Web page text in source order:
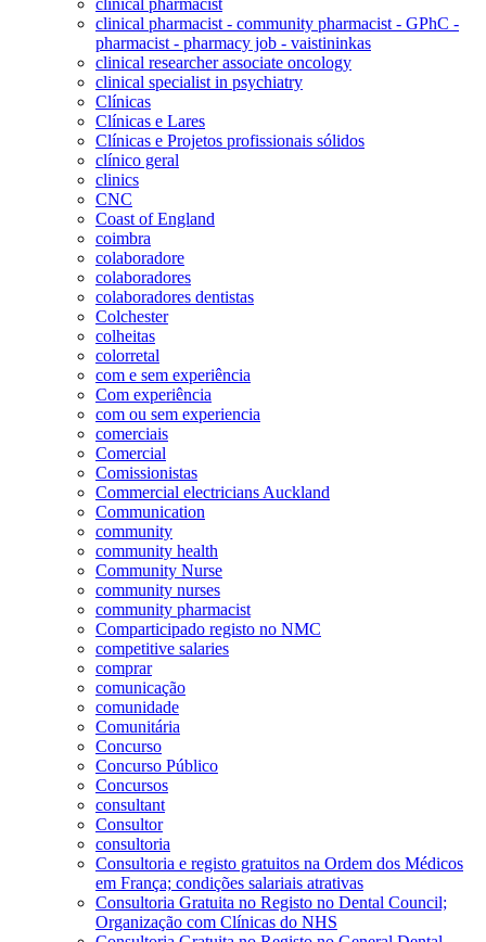
clinical pharmacist - community pharmacist - GPhC -
pharmacist - pharmacy job - vaistininkas
clinical researcher associate oncology
clinical specialist in psychiatry
Clínicas
Clínicas e Lares
Clínicas e Projetos profissionais sólidos
clínico geral
clinics
CNC
Coast of England
coimbra
colaboradore
colaboradores
colaboradores dentistas
Colchester
colheitas
colorretal
com e sem experiência
Com experiência
com ou sem experiencia
comerciais
Comercial
Comissionistas
Commercial electricians Auckland
Communication
community
community health
Community Nurse
community nurses
community pharmacist
Comparticipado registo no NMC
competitive salaries
comprar
comunicação
comunidade
Comunitária
Concurso
Concurso Público
Concursos
consultant
Consultor
consultoria
Consultoria e registo gratuitos na Ordem dos Médicos
em França; condições salariais atrativas
Consultoria Gratuita no Registo no Dental Council;
Organização com Clínicas do NHS